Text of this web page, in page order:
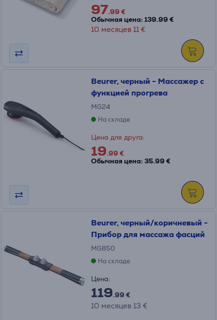
97.99 €
Обычная цена: 139.99 €
10 месяцев 11 €
Beurer, черный - Массажер с
функцией прогрева
MG24
На складе
Цена для друга:
19.99 €
Обычная цена: 35.99 €
Beurer, черный/коричневый -
Прибор для массажа фасций
MG850
На складе
Цена:
119.99 €
10 месяцев 13 €